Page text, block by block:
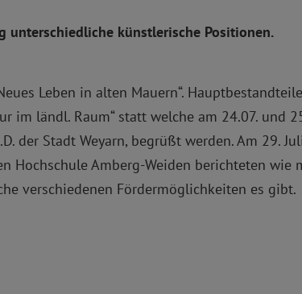
unterschiedliche künstlerische Positionen.
Leben in alten Mauern“.
im ländl. Raum“ statt welche am 24.07. und
der Stadt Weyarn, begrüßt werden. Am 29.
Hochschule Amberg-Weiden berichteten wie
verschiedenen Fördermöglichkeiten es gibt.